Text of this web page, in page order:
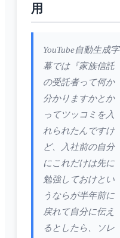
用
YouTube自動生成字
幕では『家族信託
の受託者って何か
分かりますかとか
ってツッコミを入
れられたんですけ
ど、入社前の自分
にこれだけは先に
勉強しておけとい
うならが半年前に
戻れて自分に伝え
るとしたら、ソレ